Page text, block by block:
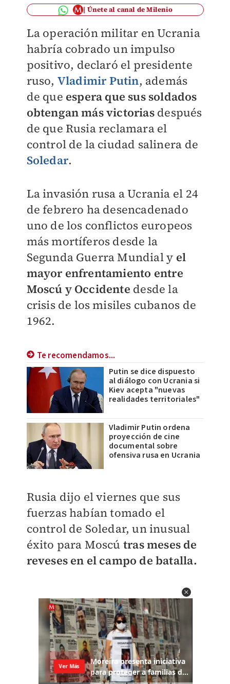
Únete al canal de Milenio
La operación militar en Ucrania
habría cobrado un impulso
positivo, declaró el presidente
ruso, Vladimir Putin, además
de que espera que sus soldados
obtengan más victoriasdespués
de que Rusia reclamara el
control de la ciudad salinera de
Soledar.
La invasión rusa a Ucrania el 24
de febrero ha desencadenado
uno de los conflictos europeos
más mortíferos desde la
Segunda Guerra Mundial y el
mayor enfrentamiento entre
Moscú y Occidente desde la
crisis de los misiles cubanos de
1962.
Te recomendamos...
Putin se dice dispuesto
al diálogo con Ucrania si
Kiev acepta "nuevas
realidades territoriales"
Vladimir Putin ordena
proyección de cine
documental sobre
ofensiva rusa en Ucrania
Rusia dijo el viernes que sus
fuerzas habían tomado el
control de Soledar, un inusual
éxito para Moscú tras meses de
reveses en el campo de batalla.